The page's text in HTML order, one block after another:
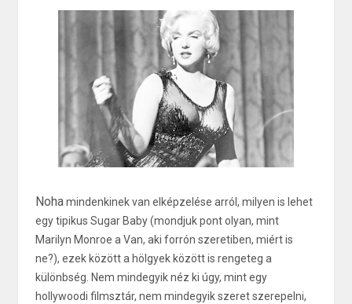
Nohamindenkinek van elképzelése arról, milyen is lehet
egy tipikus Sugar Baby (mondjuk pont olyan, mint
Marilyn Monroe a Van, aki forrón szeretiben, miért is
ne?), ezek között a hölgyek között is rengeteg a
különbség. Nem mindegyik néz ki úgy, mint egy
hollywoodi filmsztár, nem mindegyik szeret szerepelni,